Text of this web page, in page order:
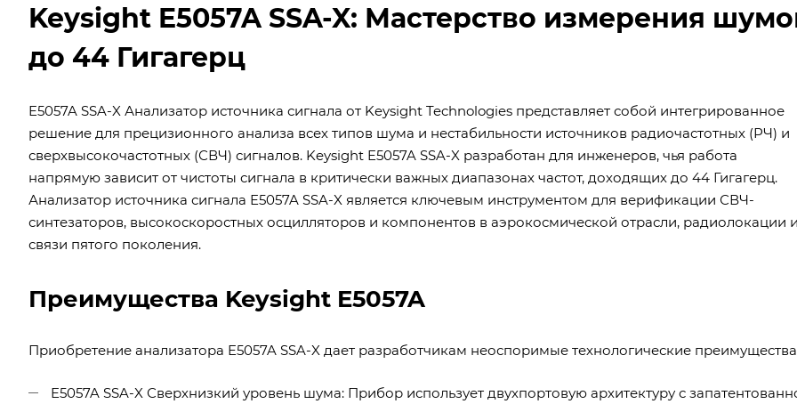
Keysight E5057A SSA-X: Мастерство измерения
до 44 Гигагерц
E5057A SSA-X Анализатор источника сигнала от Keysight Technologies представляет собой интегрированное
решение для прецизионного анализа всех типов шума и нестабильности источников радиочастотных (РЧ) и
сверхвысокочастотных (СВЧ) сигналов. Keysight E5057A SSA-X разработан для инженеров, чья работа
напрямую зависит от чистоты сигнала в критически важных диапазонах частот, доходящих до 44 Гигагерц.
Анализатор источника сигнала E5057A SSA-X является ключевым инструментом для верификации СВЧ-
синтезаторов, высокоскоростных осцилляторов и компонентов в аэрокосмической отрасли, радиолокации
связи пятого поколения.
Преимущества Keysight E5057A
Приобретение анализатора E5057A SSA-X дает разработчикам неоспоримые технологические
E5057A SSA-X Сверхнизкий уровень шума: Прибор использует двухпортовую архитектуру с